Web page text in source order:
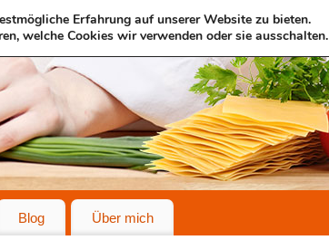
Blog Über mich
Erfahrung auf unserer Website zu bieten.
welche Cookies wir verwenden oder sie ausschalten.